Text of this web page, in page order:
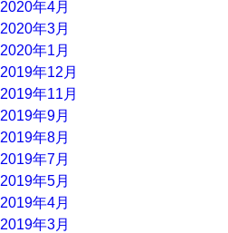
2020年4月
2020年3月
2020年1月
2019年12月
2019年11月
2019年9月
2019年8月
2019年7月
2019年5月
2019年4月
2019年3月